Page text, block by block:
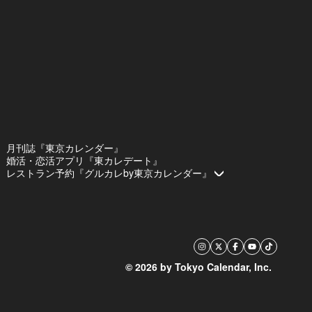
月刊誌『東京カレンダー』
婚活・恋活アプリ『東カレデート』
レストラン予約『グルカレby東京カレンダー』
© 2026 by Tokyo Calendar, Inc.